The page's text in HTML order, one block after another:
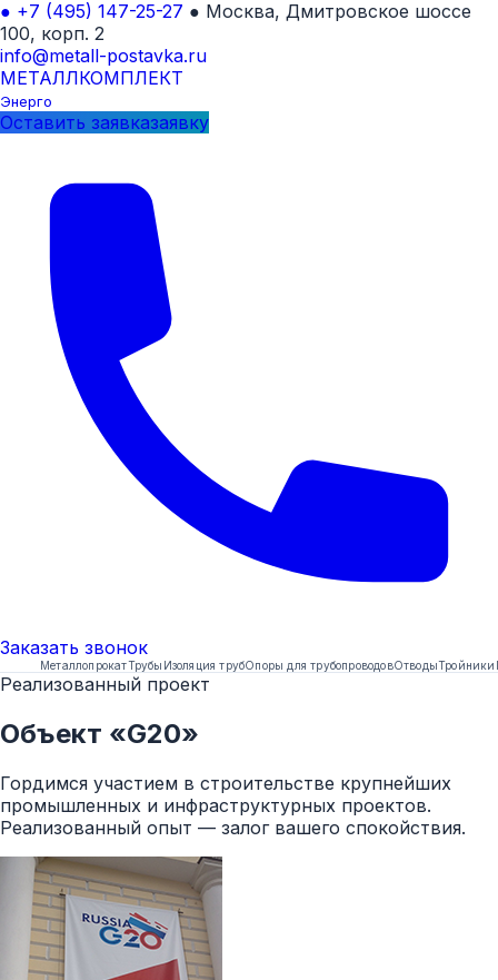
● +7 (495) 147-25-27 ● Москва, Дмитровское шоссе
100, корп. 2
info@metall-postavka.ru
МЕТАЛЛКОМПЛЕКТ
Энерго
Оставить заявказаявку
Заказать звонок
МеталлопрокатТрубы Изоляция трубОпоры для трубопроводовОтводыТройники
Реализованный проект
Объект «G20»
Гордимся участием в строительстве крупнейших
промышленных и инфраструктурных проектов.
Реализованный опыт — залог вашего спокойствия.